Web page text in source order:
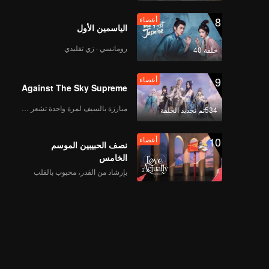
8
حلقة 40
أعضاء
الياسمين الأول
رومانسي · زي تقليدي
9
534تم تجديد الحلقة
أعضاء
Against The Sky Supreme
10 أعضاء
نصف الحبيبين الموسم
الخامس
بإرشاد من القدر، محبوب بالقلب